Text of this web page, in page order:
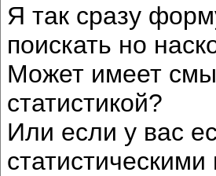
Я так сразу
поискать но
Может имеет
статистикой?
Или если у вас